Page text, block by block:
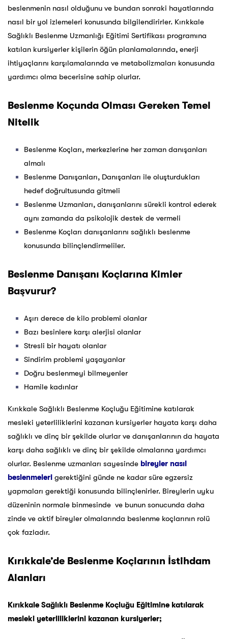
beslenmenin nasıl olduğunu ve bundan sonraki hayatlarında
nasıl bir yol izlemeleri konusunda bilgilendirirler. Kırıkkale
Sağlıklı Beslenme Uzmanlığı Eğitimi Sertifikası programına
katılan kursiyerler kişilerin öğün planlamalarında, enerji
ihtiyaçlarını karşılamalarında ve metabolizmaları konusunda
yardımcı olma becerisine sahip olurlar.
Beslenme Koçunda Olması Gereken Temel
Nitelik
Beslenme Koçları, merkezlerine her zaman danışanları
almalı
Beslenme Danışanları, Danışanları ile oluşturdukları
hedef doğrultusunda gitmeli
Beslenme Uzmanları, danışanlarını sürekli kontrol ederek
aynı zamanda da psikolojik destek de vermeli
Beslenme Koçları danışanlarını sağlıklı beslenme
konusunda bilinçlendirmeliler.
Beslenme Danışanı Koçlarına Kimler
Başvurur?
Aşırı derece de kilo problemi olanlar
Bazı besinlere karşı alerjisi olanlar
Stresli bir hayatı olanlar
Sindirim problemi yaşayanlar
Doğru beslenmeyi bilmeyenler
Hamile kadınlar
Kırıkkale Sağlıklı Beslenme Koçluğu Eğitimine katılarak
mesleki yeterliliklerini kazanan kursiyerler hayata karşı daha
sağlıklı ve dinç bir şekilde olurlar ve danışanlarının da hayata
karşı daha sağlıklı ve dinç bir şekilde olmalarına yardımcı
olurlar. Beslenme uzmanları sayesinde bireyler nasıl
beslenmeleri gerektiğini günde ne kadar süre egzersiz
yapmaları gerektiği konusunda bilinçlenirler. Bireylerin uyku
düzeninin normale binmesinde ve bunun sonucunda daha
zinde ve aktif bireyler olmalarında beslenme koçlarının rolü
çok fazladır.
Kırıkkale’de Beslenme Koçlarının İstihdam
Alanları
Kırıkkale Sağlıklı Beslenme Koçluğu Eğitimine katılarak
mesleki yeterliliklerini kazanan kursiyerler;